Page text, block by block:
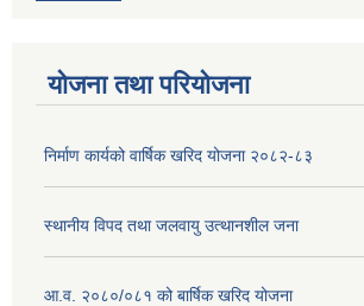
योजना तथा परियोजना
निर्माण कार्यको वार्षिक खरिद योजना २०८२-८३
स्थानीय विपद तथा जलवायु उत्थानशील जना
आ.व. २०८०/०८१ को बार्षिक खरिद योजना